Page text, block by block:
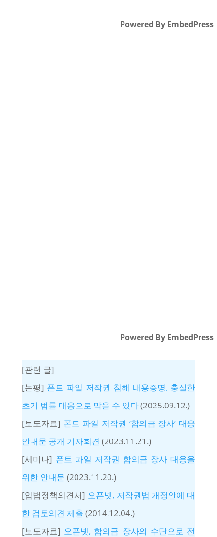
Powered By EmbedPress
Powered By EmbedPress
[관련 글]
[논평] 폰트 파일 저작권 침해 내용증명, 충실한
초기 법률 대응으로 막을 수 있다(2025.09.12.)
[보도자료] 폰트 파일 저작권 ‘합의금 장사’ 대응
안내문 공개 기자회견 (2023.11.21.)
[세미나] 폰트 파일 저작권 합의금 장사 대응을
위한 안내문 (2023.11.20.)
[입법정책의견서] 오픈넷, 저작권법 개정안에 대
한 검토의견 제출 (2014.12.04.)
[보도자료] 오픈넷, 합의금 장사의 수단으로 전